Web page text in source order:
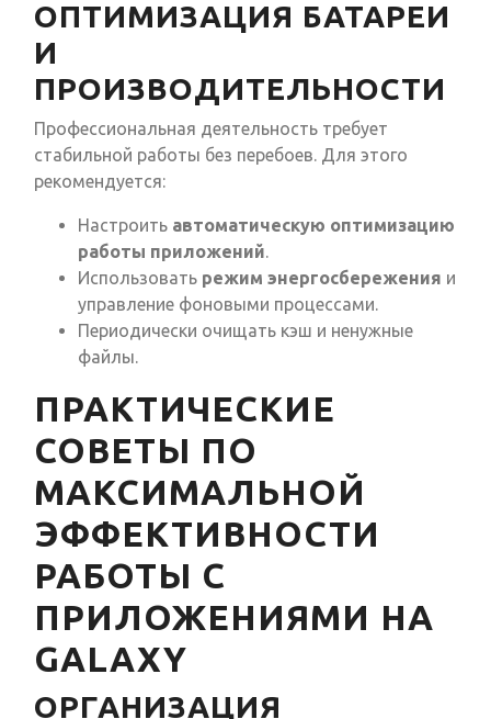
ОПТИМИЗАЦИЯ БАТАРЕИ
И
ПРОИЗВОДИТЕЛЬНОСТИ
Профессиональная деятельность требует
стабильной работы без перебоев. Для этого
рекомендуется:
Настроить автоматическую оптимизацию
работы приложений.
Использовать режим энергосбережения и
управление фоновыми процессами.
Периодически очищать кэш и ненужные
файлы.
ПРАКТИЧЕСКИЕ
СОВЕТЫ ПО
МАКСИМАЛЬНОЙ
ЭФФЕКТИВНОСТИ
РАБОТЫ С
ПРИЛОЖЕНИЯМИ НА
GALAXY
ОРГАНИЗАЦИЯ